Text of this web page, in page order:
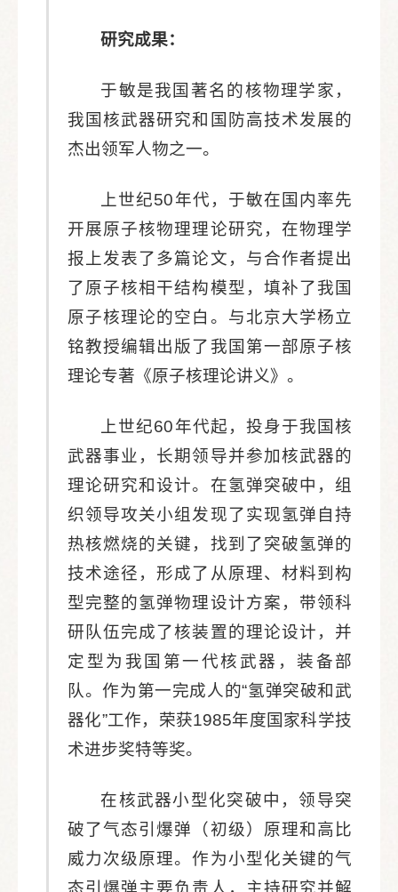
研究成果：
于敏是我国著名的核物理学家，
我国核武器研究和国防高技术发展的
杰出领军人物之一。
上世纪50年代，于敏在国内率先
开展原子核物理理论研究，在物理学
报上发表了多篇论文，与合作者提出
了原子核相干结构模型，填补了我国
原子核理论的空白。与北京大学杨立
铭教授编辑出版了我国第一部原子核
理论专著《原子核理论讲义》。
上世纪60年代起，投身于我国核
武器事业，长期领导并参加核武器的
理论研究和设计。在氢弹突破中，组
织领导攻关小组发现了实现氢弹自持
热核燃烧的关键，找到了突破氢弹的
技术途径，形成了从原理、材料到构
型完整的氢弹物理设计方案，带领科
研队伍完成了核装置的理论设计，并
定型为我国第一代核武器，装备部
队。作为第一完成人的“氢弹突破和武
器化”工作，荣获1985年度国家科学技
术进步奖特等奖。
在核武器小型化突破中，领导突
破了气态引爆弹（初级）原理和高比
威力次级原理。作为小型化关键的气
态引爆弹主要负责人，主持研究并解